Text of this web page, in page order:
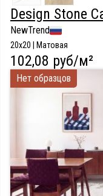
Design Stone
NewTrend
20x20 | Матовая
102,08 руб/м²
Нет образцов